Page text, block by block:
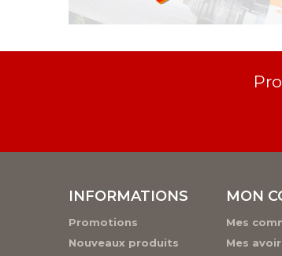
INFORMATIONS
Promotions
Nouveaux produits
MON
Mes
Mes